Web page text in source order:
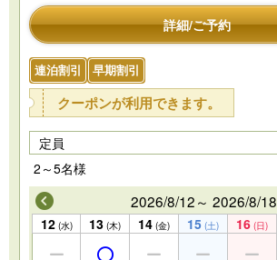
詳細/ご予約
連泊割引 早期割引
クーポンが利用できます。
定員
2～5名様
2026/8/12～ 2026/8/18
12 (水) 13 (木) 14 (金) 15 (土) 16 (日)